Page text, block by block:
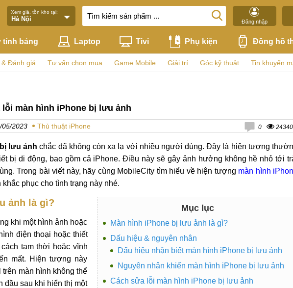
Xem giá, tồn kho tại:
Đăng nhập
tính bảng Laptop Tivi Phụ kiện Đồng hồ
Đánh giá Tư vấn chọn mua Game Mobile Giải trí Góc kỹ thuật Tin khuyến
màn hình iPhone bị lưu ảnh
05/2023 Thủ thuật iPhone 0 24340
lưu ảnh chắc đã không còn xa lạ với nhiều người dùng. Đây là hiện tượng
bị di động, bao gồm cả iPhone. Điều này sẽ gây ảnh hưởng không hề nhỏ tới
Trong bài viết này, hãy cùng MobileCity tìm hiểu về hiện tượng màn hình
khắc phục cho tình trạng này nhé.
Mục lục
Màn hình iPhone bị lưu ảnh là gì?
Dấu hiệu & nguyên nhân
Dấu hiệu nhận biết màn hình iPhone bị lưu ảnh
Nguyên nhân khiến màn hình iPhone bị lưu ảnh
Cách sửa lỗi màn hình iPhone bị lưu ảnh
ảnh là gì?
khi một hình ảnh hoặc
điện thoại hoặc thiết
tạm thời hoặc vĩnh
mất. Hiện tượng này
màn hình không thể
đầu sau khi hiển thị một